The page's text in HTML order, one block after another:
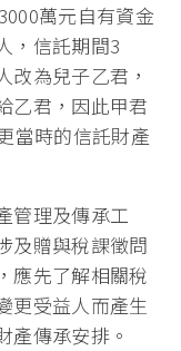
萬元自有資金
，信託期間3
改為兒子乙君，
乙君，因此甲君
當時的信託財產
管理及傳承工
及贈與稅課徵問
應先了解相關稅
更受益人而產生
產傳承安排。